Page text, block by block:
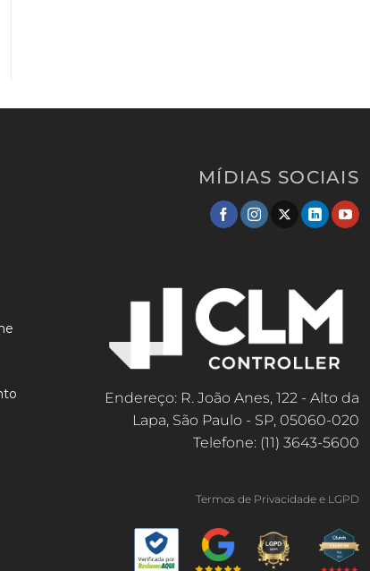
MÍDIAS SOCIAIS
Endereço: R. João Anes, 122 - Alto da
Lapa, São Paulo - SP, 05060-020
Telefone: (11) 3643-5600
Termos de Privacidade e LGPD